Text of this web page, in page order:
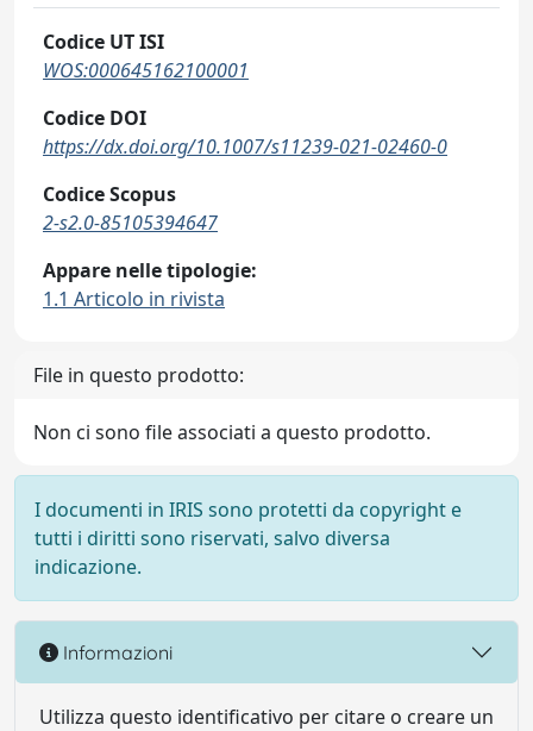
Codice UT ISI
WOS:000645162100001
Codice DOI
https://dx.doi.org/10.1007/s11239-021-02460-0
Codice Scopus
2-s2.0-85105394647
Appare nelle tipologie:
1.1 Articolo in rivista
File in questo prodotto:
Non ci sono file associati a questo prodotto.
I documenti in IRIS sono protetti da copyright e
tutti i diritti sono riservati, salvo diversa
indicazione.
Informazioni
Utilizza questo identificativo per citare o creare un